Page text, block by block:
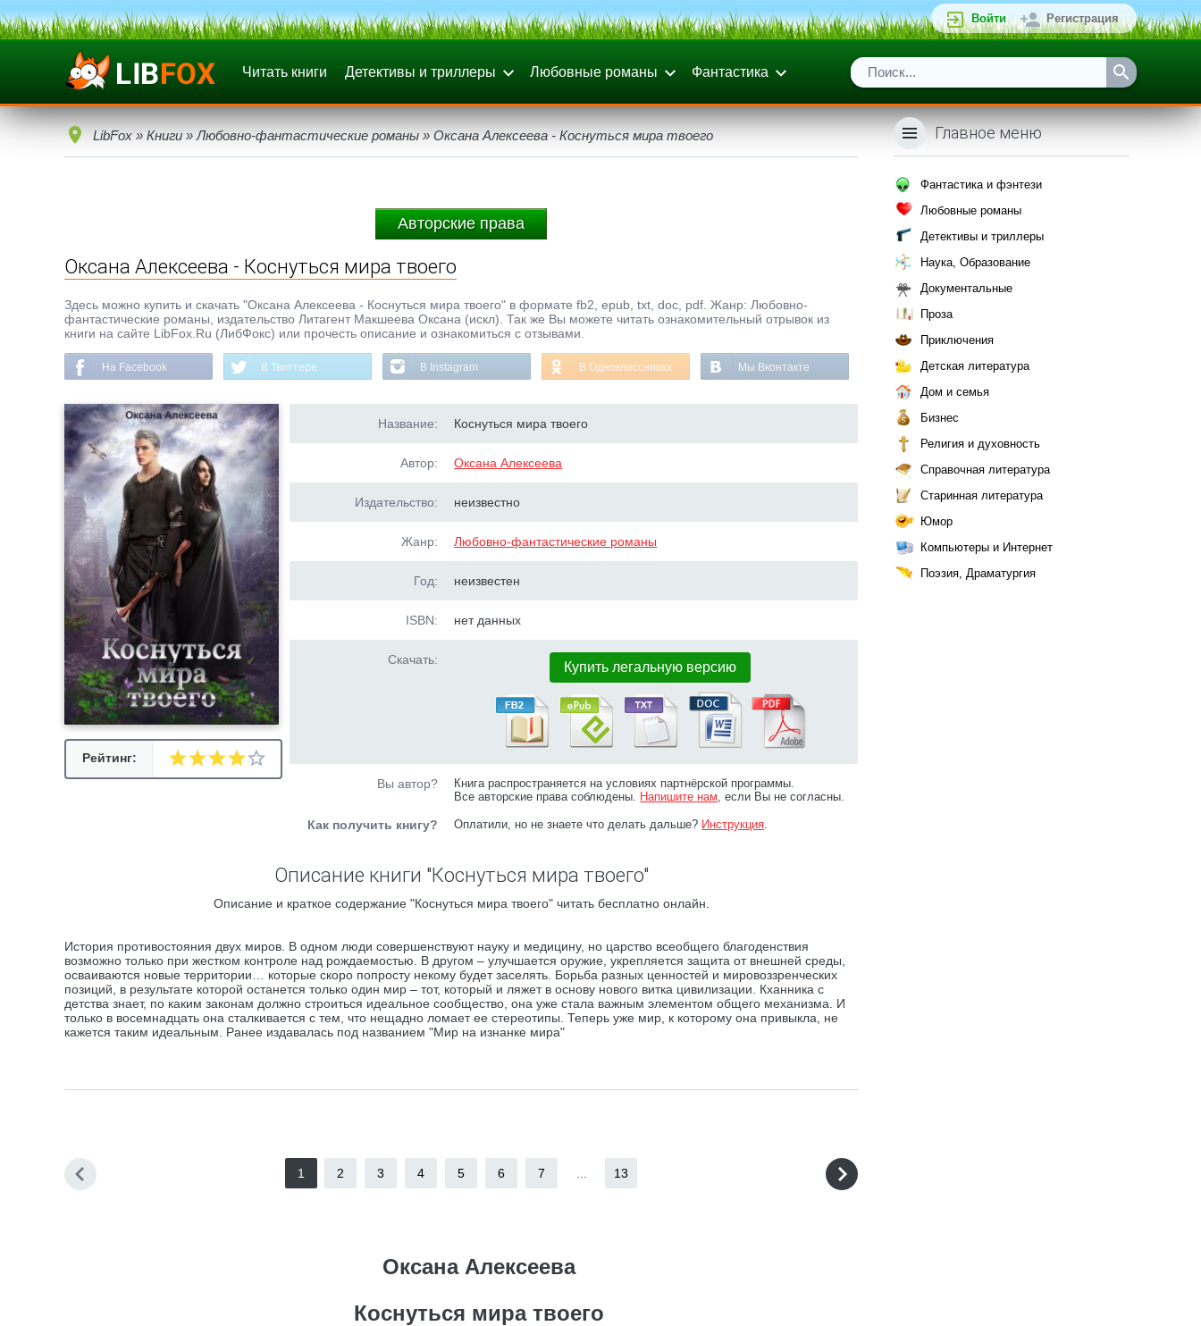
Войти Регистрация
Читать книги Детективы и триллеры Любовные романы Фантастика
LibFox » Книги » Любовно-фантастические романы » Оксана Алексеева - Коснуться мира твоего
Авторские права
Оксана Алексеева - Коснуться мира твоего
Здесь можно купить и скачать "Оксана Алексеева - Коснуться мира твоего" в формате fb2, epub, txt, doc, pdf. Жанр: Любовно-
фантастические романы, издательство Литагент Макшеева Оксана (искл). Так же Вы можете читать ознакомительный отрывок из
книги на сайте LibFox.Ru (ЛибФокс) или прочесть описание и ознакомиться с отзывами.
На Facebook В Твиттере В Instagram В Одноклассниках Мы Вконтакте
Рейтинг:
Название: Коснуться мира твоего
Автор: Оксана Алексеева
Издательство: неизвестно
Жанр: Любовно-фантастические романы
Год: неизвестен
ISBN: нет данных
Скачать: Купить легальную версию
Вы автор?
Книга распространяется на условиях партнёрской программы.
Все авторские права соблюдены. Напишите нам, если Вы не согласны.
Как получить книгу? Оплатили, но не знаете что делать дальше? Инструкция.
Описание книги "Коснуться мира твоего"
Описание и краткое содержание "Коснуться мира твоего" читать бесплатно онлайн.
История противостояния двух миров. В одном люди совершенствуют науку и медицину, но царство всеобщего благоденствия
возможно только при жестком контроле над рождаемостью. В другом – улучшается оружие, укрепляется защита от внешней среды,
осваиваются новые территории… которые скоро попросту некому будет заселять. Борьба разных ценностей и мировоззренческих
позиций, в результате которой останется только один мир – тот, который и ляжет в основу нового витка цивилизации. Кханника с
детства знает, по каким законам должно строиться идеальное сообщество, она уже стала важным элементом общего механизма. И
только в восемнадцать она сталкивается с тем, что нещадно ломает ее стереотипы. Теперь уже мир, к которому она привыкла, не
кажется таким идеальным. Ранее издавалась под названием "Мир на изнанке мира"
1 2 3 4 5 6 7 13
Оксана Алексеева
Коснуться мира твоего
Главное меню
Фантастика и фэнтези
Любовные романы
Детективы и триллеры
Наука, Образование
Документальные
Проза
Приключения
Детская литература
Дом и семья
Бизнес
Религия и духовность
Справочная литература
Старинная литература
Юмор
Компьютеры и Интернет
Поэзия, Драматургия